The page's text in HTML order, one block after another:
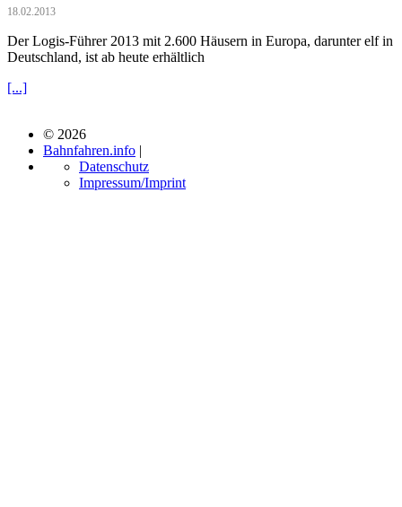
18.02.2013
Der Logis-Führer 2013 mit 2.600 Häusern in Europa, darunter elf in
Deutschland, ist ab heute erhältlich
[...]
© 2026
Bahnfahren.info |
Datenschutz
Impressum/Imprint